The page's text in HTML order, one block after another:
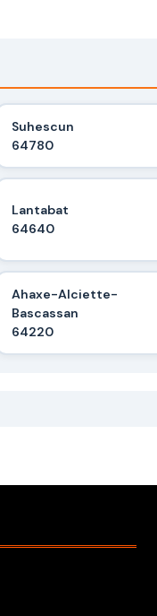
Suhescun
64780
Lantabat
64640
Ahaxe-Alciette-
Bascassan
64220